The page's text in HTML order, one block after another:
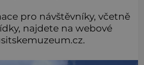
pro návštěvníky, včetně
najdete na webové